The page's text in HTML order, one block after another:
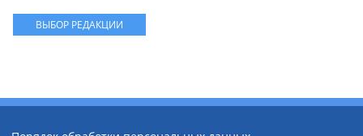
ВЫБОР РЕДАКЦИИ